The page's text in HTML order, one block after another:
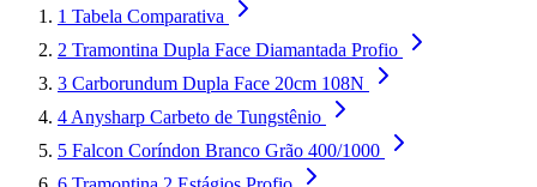
1 Tabela Comparativa
2 Tramontina Dupla Face Diamantada Profio
3 Carborundum Dupla Face 20cm 108N
4 Anysharp Carbeto de Tungstênio
5 Falcon Coríndon Branco Grão 400/1000